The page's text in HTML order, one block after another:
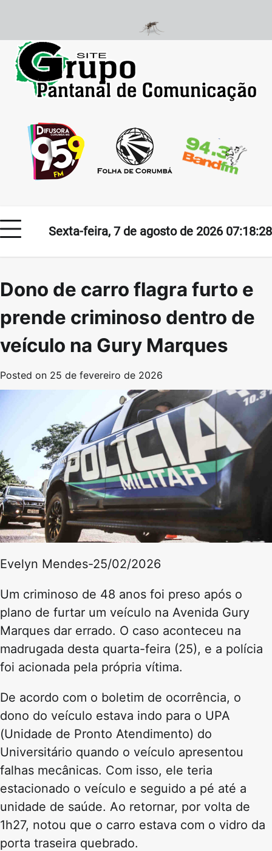
content
Sexta-feira, 7 de agosto de 2026 07:18:28
Dono de carro flagra furto e
prende criminoso dentro de
veículo na Gury Marques
Posted on 25 de fevereiro de 2026
Evelyn Mendes-25/02/2026
Um criminoso de 48 anos foi preso após o
plano de furtar um veículo na Avenida Gury
Marques dar errado. O caso aconteceu na
madrugada desta quarta-feira (25), e a polícia
foi acionada pela própria vítima.
De acordo com o boletim de ocorrência, o
dono do veículo estava indo para o UPA
(Unidade de Pronto Atendimento) do
Universitário quando o veículo apresentou
falhas mecânicas. Com isso, ele teria
estacionado o veículo e seguido a pé até a
unidade de saúde. Ao retornar, por volta de
1h27, notou que o carro estava com o vidro da
porta traseira quebrado.